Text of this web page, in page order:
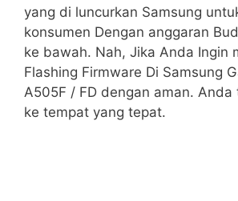
yang di luncurkan Samsung
konsumen Dengan anggaran
ke bawah. Nah, Jika Anda Ingin
Flashing Firmware Di Samsung
A505F / FD dengan aman. Anda
ke tempat yang tepat.